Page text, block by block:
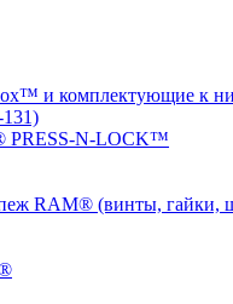
и комплектующие к
PRESS-N-LOCK™
RAM® (винты, гайки,